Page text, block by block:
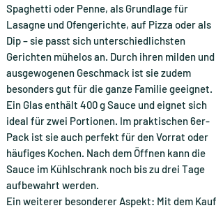
Spaghetti oder Penne, als Grundlage für
Lasagne und Ofengerichte, auf Pizza oder als
Dip – sie passt sich unterschiedlichsten
Gerichten mühelos an. Durch ihren milden und
ausgewogenen Geschmack ist sie zudem
besonders gut für die ganze Familie geeignet.
Ein Glas enthält 400 g Sauce und eignet sich
ideal für zwei Portionen. Im praktischen 6er-
Pack ist sie auch perfekt für den Vorrat oder
häufiges Kochen. Nach dem Öffnen kann die
Sauce im Kühlschrank noch bis zu drei Tage
aufbewahrt werden.
Ein weiterer besonderer Aspekt: Mit dem Kauf